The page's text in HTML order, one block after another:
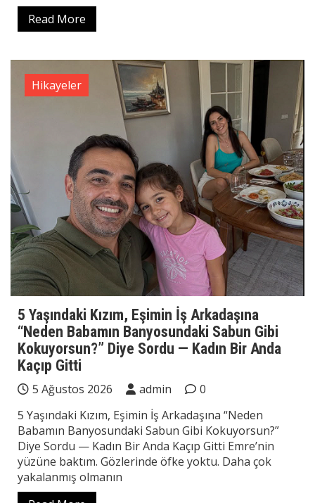
Read More
Hikayeler
5 Yaşındaki Kızım, Eşimin İş Arkadaşına
“Neden Babamın Banyosundaki Sabun Gibi
Kokuyorsun?” Diye Sordu — Kadın Bir Anda
Kaçıp Gitti
5 Ağustos 2026 admin
0
5 Yaşındaki Kızım, Eşimin İş Arkadaşına “Neden
Babamın Banyosundaki Sabun Gibi Kokuyorsun?”
Diye Sordu — Kadın Bir Anda Kaçıp Gitti Emre’nin
yüzüne baktım. Gözlerinde öfke yoktu. Daha çok
yakalanmış olmanın